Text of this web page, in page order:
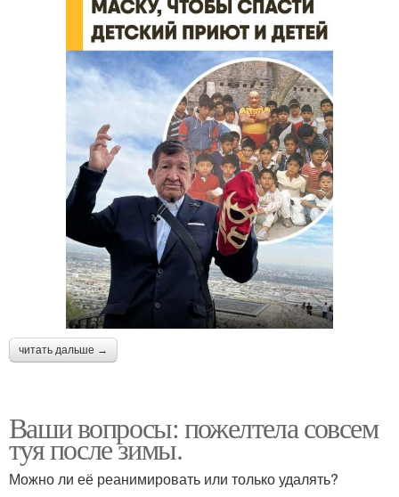
читать дальше →
Ваши вопросы: пожелтела совсем
туя после зимы.
Можно ли её реанимировать или только удалять?